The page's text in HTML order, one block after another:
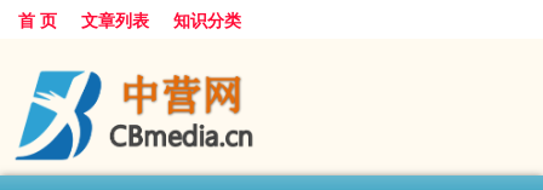
首 页 文章列表 知识分类